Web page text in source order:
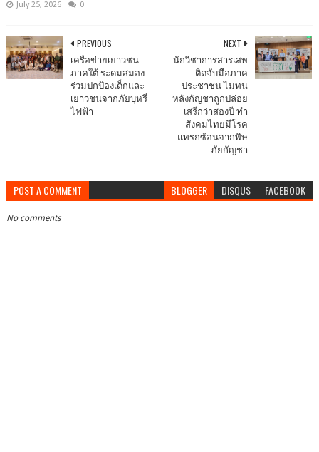
July 25, 2026 0
NEXT
นักวิชาการสารเสพ
ติดจับมือภาค
ประชาชน ไม่ทน
หลังกัญชาถูกปล่อย
เสรีกว่าสองปี ทำ
สังคมไทยมีโรค
แทรกซ้อนจากพิษ
ภัยกัญชา
PREVIOUS
เครือข่ายเยาวชน
ภาคใต้ ระดมสมอง
ร่วมปกป้องเด็กและ
เยาวชนจากภัยบุหรี่
ไฟฟ้า
POST A COMMENT BLOGGER DISQUS FACEBOOK
No comments